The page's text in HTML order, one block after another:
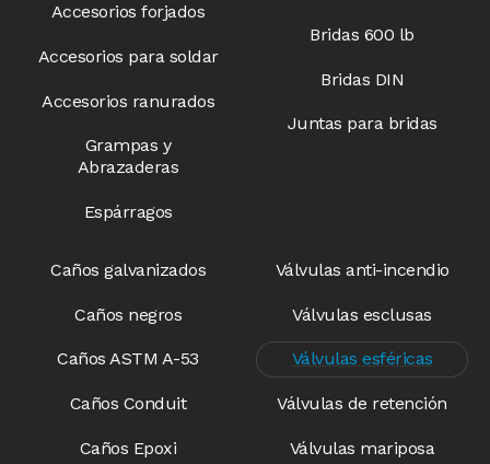
Accesorios forjados
Accesorios para soldar
Accesorios ranurados
Grampas y
Abrazaderas
Espárragos
Bridas 600 lb
Bridas DIN
Juntas para bridas
Caños galvanizados
Caños negros
Caños ASTM A-53
Caños Conduit
Caños Epoxi
Válvulas anti-incendio​
Válvulas esclusas​
Válvulas esféricas
Válvulas de retención
Válvulas mariposa